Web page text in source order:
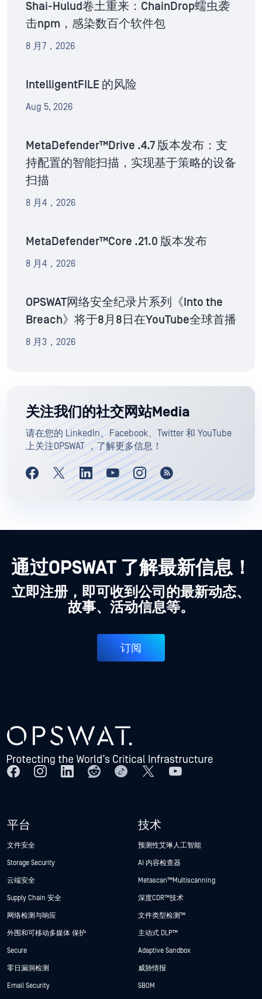
Shai-Hulud卷土重来：ChainDrop蠕虫袭
击npm，感染数百个软件包
8 月7，2026
IntelligentFILE 的风险
Aug 5, 2026
MetaDefender™Drive .4.7 版本发布：支
持配置的智能扫描，实现基于策略的设备
扫描
8 月4，2026
MetaDefender™Core .21.0 版本发布
8 月4，2026
OPSWAT网络安全纪录片系列《Into the
Breach》将于8月8日在YouTube全球首播
8 月3，2026
关注我们的社交网站Media
请在您的 LinkedIn、Facebook、Twitter 和 YouTube
上关注OPSWAT ，了解更多信息！
通过OPSWAT 了解最新信息！
立即注册，即可收到公司的最新动态、
故事、活动信息等。
订阅
平台
文件安全
Storage Security
云端安全
Supply Chain 安全
网络检测与响应
外围和可移动多媒体 保护
Secure
零日漏洞检测
Email Security
技术
预测性艾琳人工智能
AI 内容检查器
Metascan™ Multiscanning
深度CDR™技术
文件类型检测™
主动式 DLP™
Adaptive Sandbox
威胁情报
SBOM